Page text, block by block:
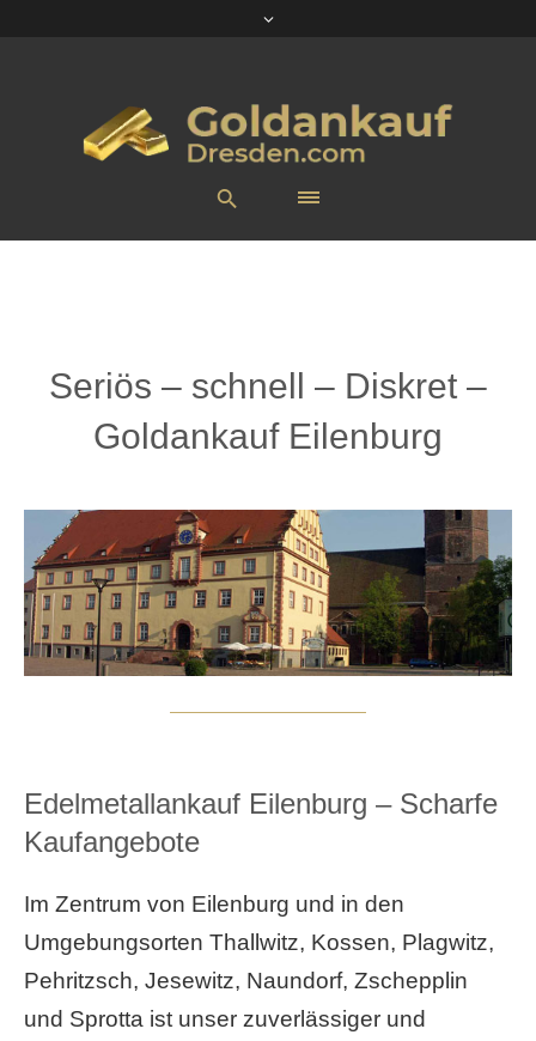
Seriös – schnell – Diskret –
Goldankauf Eilenburg
Edelmetallankauf Eilenburg – Scharfe
Kaufangebote
Im Zentrum von Eilenburg und in den
Umgebungsorten Thallwitz, Kossen, Plagwitz,
Pehritzsch, Jesewitz, Naundorf, Zschepplin
und Sprotta ist unser zuverlässiger und